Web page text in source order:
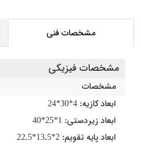
مشخصات فنی
مشخصات فیزیکی
مشخصات
ابعاد کازیه: 4*30*24
ابعاد زیردستی: 1*25*40
ابعاد پایه تقویم: 2*13.5*22.5